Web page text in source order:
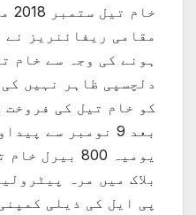
مقامی ریفائنریز
ہونے کی وجہ سے خام
دلچسپی ظاہر نہیں
کو خام تیل کی
بعد 9 نومبر سے
یومیہ 800
پی ایل کی ذیلی